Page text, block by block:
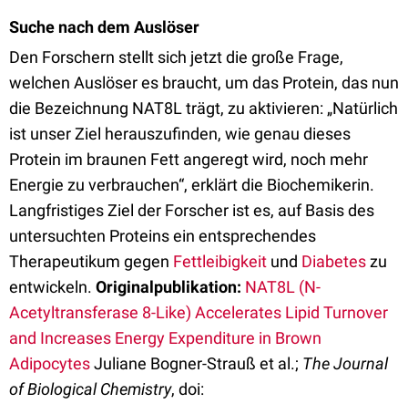
Suche nach dem Auslöser
Den Forschern stellt sich jetzt die große Frage,
welchen Auslöser es braucht, um das Protein, das nun
die Bezeichnung NAT8L trägt, zu aktivieren: „Natürlich
ist unser Ziel herauszufinden, wie genau dieses
Protein im braunen Fett angeregt wird, noch mehr
Energie zu verbrauchen“, erklärt die Biochemikerin.
Langfristiges Ziel der Forscher ist es, auf Basis des
untersuchten Proteins ein entsprechendes
Therapeutikum gegen Fettleibigkeit und Diabeteszu
entwickeln. Originalpublikation: NAT8L (N-
Acetyltransferase 8-Like) Accelerates Lipid Turnover
and Increases Energy Expenditure in Brown
AdipocytesJuliane Bogner-Strauß et al.; The Journal
of Biological Chemistry, doi: